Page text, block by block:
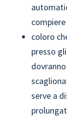
coloro
presso
serve a